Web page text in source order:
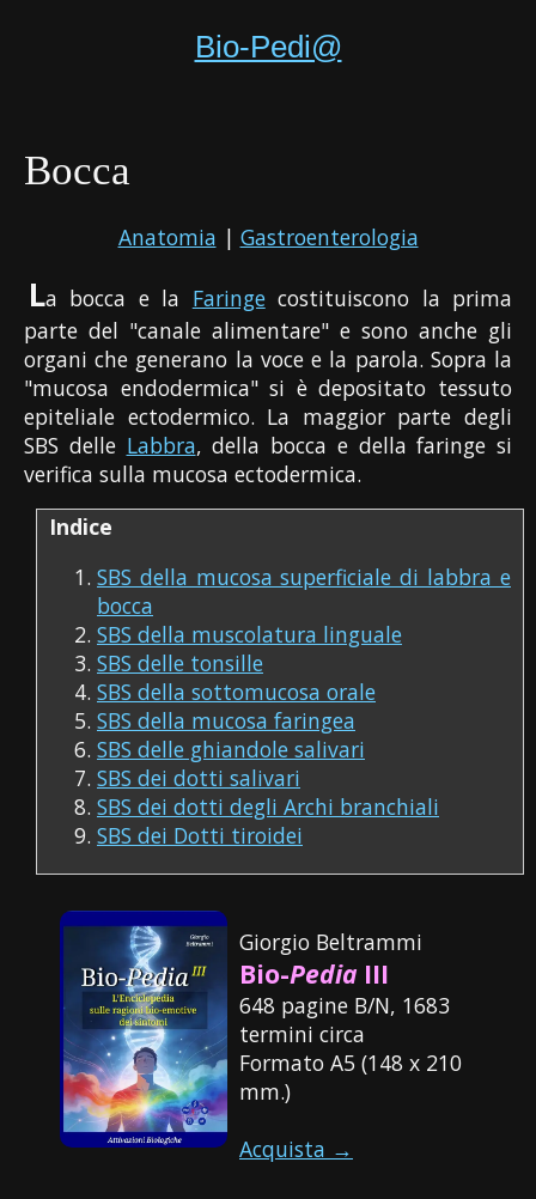
Bio-Pedi@
Bocca
Anatomia | Gastroenterologia
La bocca e la Faringecostituiscono la prima
parte del "canale alimentare" e sono anche gli
organi che generano la voce e la parola. Sopra la
"mucosa endodermica" si è depositato tessuto
epiteliale ectodermico. La maggior parte degli
SBS delle Labbra, della bocca e della faringe si
verifica sulla mucosa ectodermica.
Indice
SBS della mucosa superficiale di labbra e
bocca
SBS della muscolatura linguale
SBS delle tonsille
SBS della sottomucosa orale
SBS della mucosa faringea
SBS delle ghiandole salivari
SBS dei dotti salivari
SBS dei dotti degli Archi branchiali
SBS dei Dotti tiroidei
Giorgio Beltrammi
Bio-Pedia III
648 pagine B/N, 1683
termini circa
Formato A5 (148 x 210
mm.)
Acquista →